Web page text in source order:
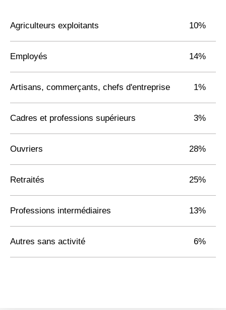
Agriculteurs exploitants 10%
Employés 14%
Artisans, commerçants, chefs d'entreprise 1%
Cadres et professions supérieurs 3%
Ouvriers 28%
Retraités 25%
Professions intermédiaires 13%
Autres sans activité 6%